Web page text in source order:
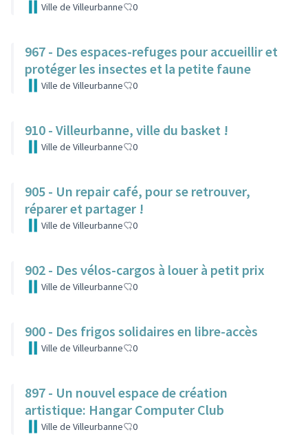
Ville de Villeurbanne 0
967 - Des espaces-refuges pour accueillir et
protéger les insectes et la petite faune
Ville de Villeurbanne 0
910 - Villeurbanne, ville du basket !
Ville de Villeurbanne 0
905 - Un repair café, pour se retrouver,
réparer et partager !
Ville de Villeurbanne 0
902 - Des vélos-cargos à louer à petit prix
Ville de Villeurbanne 0
900 - Des frigos solidaires en libre-accès
Ville de Villeurbanne 0
897 - Un nouvel espace de création
artistique: Hangar Computer Club
Ville de Villeurbanne 0